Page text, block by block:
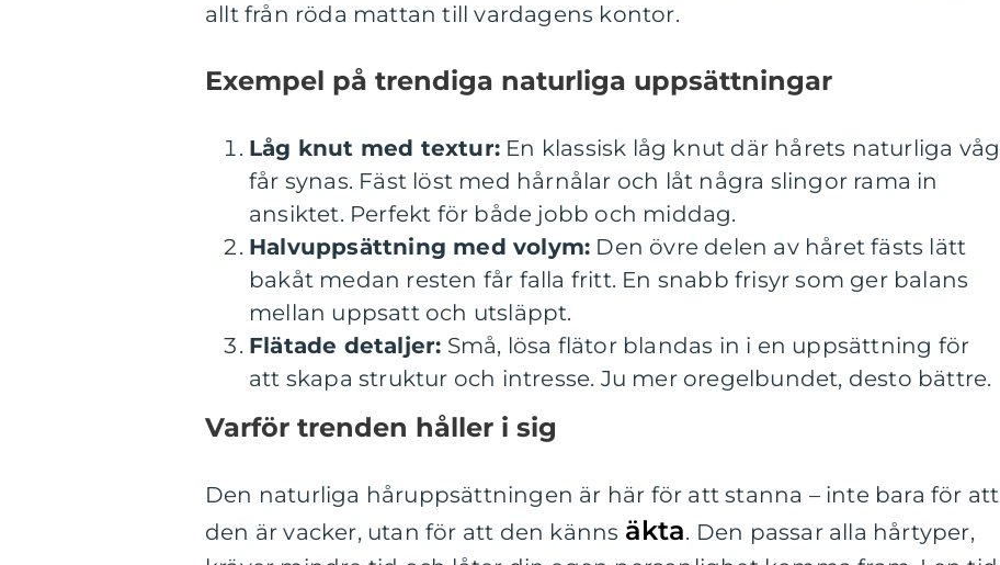
allt från röda mattan till vardagens kontor.
Exempel på trendiga naturliga uppsättningar
Låg knut med textur: En klassisk låg knut där hårets naturliga våg
får synas. Fäst löst med hårnålar och låt några slingor rama in
ansiktet. Perfekt för både jobb och middag.
Halvuppsättning med volym: Den övre delen av håret fästs lätt
bakåt medan resten får falla fritt. En snabb frisyr som ger balans
mellan uppsatt och utsläppt.
Flätade detaljer: Små, lösa flätor blandas in i en uppsättning för
att skapa struktur och intresse. Ju mer oregelbundet, desto bättre.
Varför trenden håller i sig
Den naturliga håruppsättningen är här för att stanna – inte bara för att
den är vacker, utan för att den känns äkta. Den passar alla hårtyper,